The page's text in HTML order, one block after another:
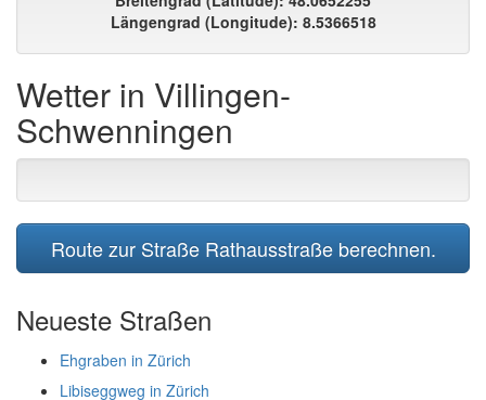
Längengrad (Longitude): 8.5366518
Wetter in Villingen-
Schwenningen
Route zur Straße Rathausstraße berechnen.
Neueste Straßen
Ehgraben in Zürich
Libiseggweg in Zürich